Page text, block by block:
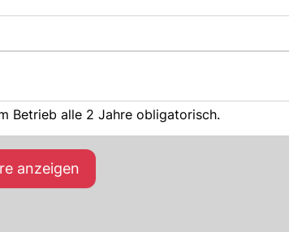
Betrieb alle 2 Jahre obligatorisch.
anzeigen